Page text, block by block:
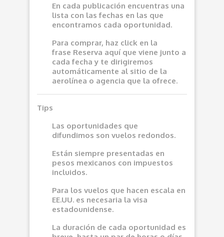
En cada publicación encuentras una
lista con las fechas en las que
encontramos cada oportunidad.
Para comprar, haz click en la
frase Reserva aquí que viene junto a
cada fecha y te dirigiremos
automáticamente al sitio de la
aerolínea o agencia que la ofrece.
Tips
Las oportunidades que
difundimos son vuelos redondos.
Están siempre presentadas en
pesos mexicanos con impuestos
incluidos.
Para los vuelos que hacen escala en
EE.UU. es necesaria la visa
estadounidense.
La duración de cada oportunidad es